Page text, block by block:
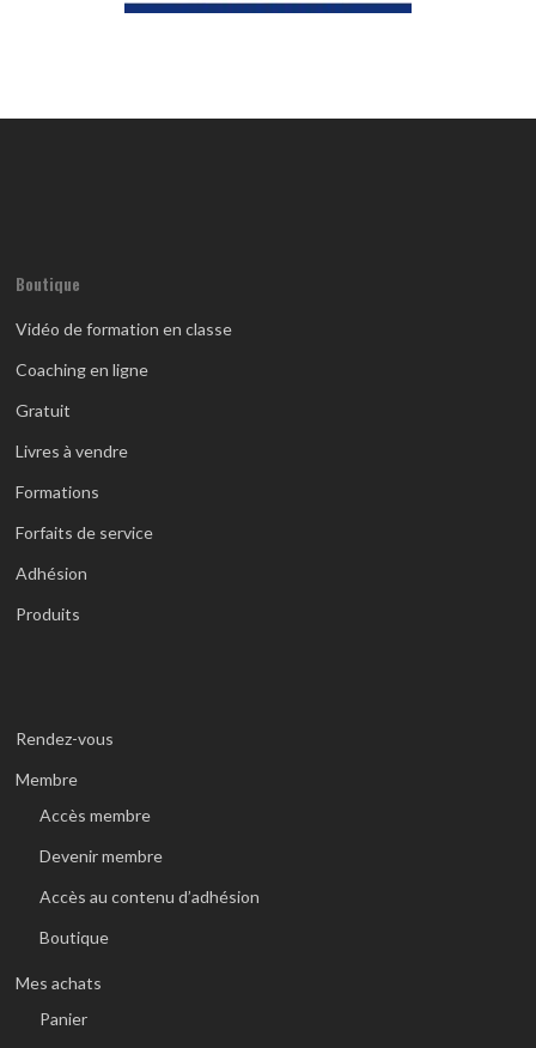
Boutique
Vidéo de formation en classe
Coaching en ligne
Gratuit
Livres à vendre
Formations
Forfaits de service
Adhésion
Produits
Rendez-vous
Membre
Accès membre
Devenir membre
Accès au contenu d’adhésion
Boutique
Mes achats
Panier